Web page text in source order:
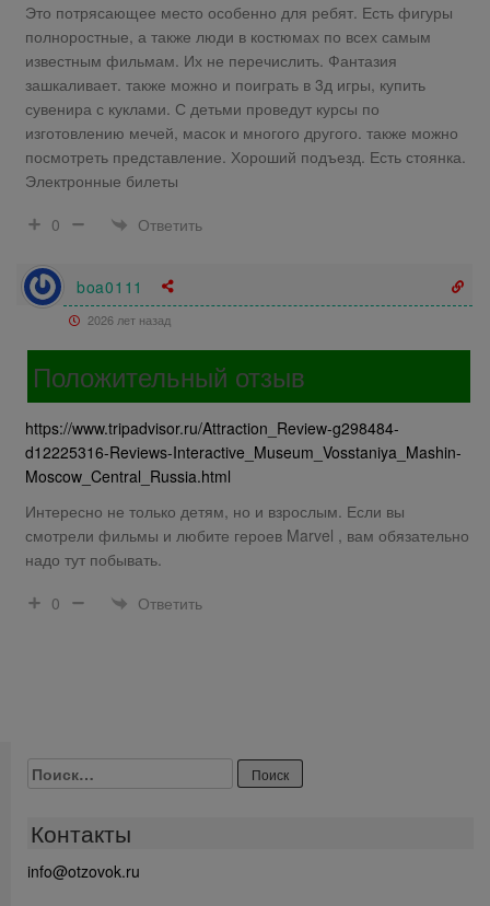
Это потрясающее место особенно для ребят. Есть фигуры
полноростные, а также люди в костюмах по всех самым
известным фильмам. Их не перечислить. Фантазия
зашкаливает. также можно и поиграть в 3д игры, купить
сувенира с куклами. С детьми проведут курсы по
изготовлению мечей, масок и многого другого. также можно
посмотреть представление. Хороший подъезд. Есть стоянка.
Электронные билеты
0
Ответить
boa0111
2026 лет назад
Положительный отзыв
https://www.tripadvisor.ru/Attraction_Review-g298484-
d12225316-Reviews-Interactive_Museum_Vosstaniya_Mashin-
Moscow_Central_Russia.html
Интересно не только детям, но и взрослым. Если вы
смотрели фильмы и любите героев Marvel , вам обязательно
надо тут побывать.
0
Ответить
Найти:
Контакты
info@otzovok.ru